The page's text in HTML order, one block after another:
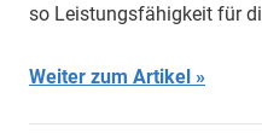
so Leistungsfähigkeit für
Weiter zum Artikel